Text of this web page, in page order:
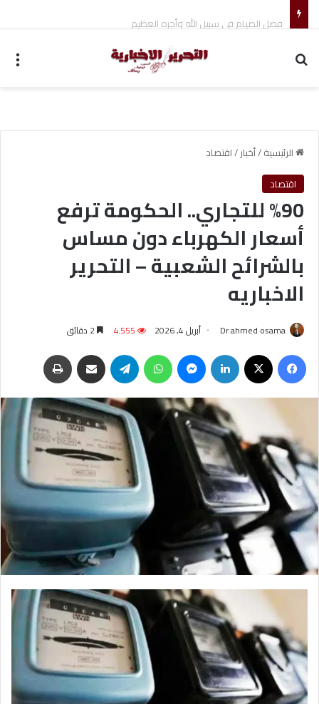
فضل الصيام في سبيل الله وأجره العظيم
الرئيسية/أخبار/اقتصاد
اقتصاد
%90 للتجاري.. الحكومة ترفع
أسعار الكهرباء دون مساس
بالشرائح الشعبية – التحرير
الاخباريه
Dr ahmed osama أبريل 4, 2026 4٬555